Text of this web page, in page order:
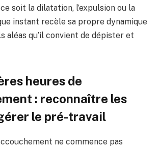
soit la dilatation, l’expulsion ou la
instant recèle sa propre dynamique
aléas qu’il convient de dépister et
heures de
: reconnaître les
le pré-travail
ne commence pas